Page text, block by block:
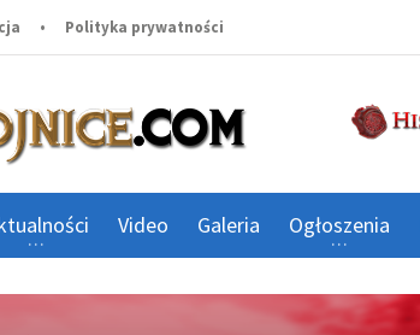
• Polityka prywatności
Video Galeria Ogłoszenia